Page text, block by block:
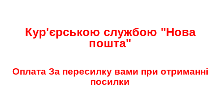
Кур'єрською службою "Нова
пошта"
Оплата За пересилку вами при отриманні
посилки